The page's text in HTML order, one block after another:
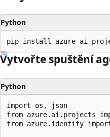
Python
Vytvořte spuštění
Python
import os, json
from azure.ai.projects
from azure.identity